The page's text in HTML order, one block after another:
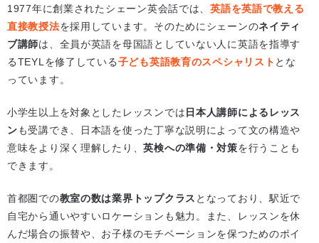
1977年に創業されたシェーン英会話では、英語を英語で教える
直接教授法を採用しています。そのためにシェーンのネイティ
ブ講師は、全員が英語を母国語としていない人に英語を指導す
るTEYLを修了している子ども英語教育のスペシャリスト とな
っています。
小学生以上を対象としたレッスンでは 日本人講師によるレッス
ンも受講でき、日本語を使った丁寧な説明によって文の構造や
意味をより深く理解したり、英検への準備・対策を行うことも
できます。
首都圏での教室の数は業界トップクラス となっており、駅近で
自宅から通いやすいロケーションも魅力。また、レッスンを休
んだ場合の振替や、お子様のモチベーションを保つためのポイ